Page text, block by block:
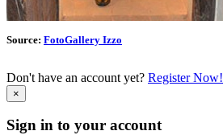
Source: FotoGallery Izzo
Don't have an account yet? Register Now!
×
Sign in to your account